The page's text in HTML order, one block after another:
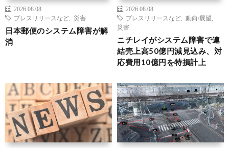
2026.08.08
プレスリリースなど
災害
日本郵便のシステム障害が解
消
2026.08.08
プレスリリースなど
動向/展望
災害
ニチレイがシステム障害で連
結売上高50億円減見込み、対
応費用10億円を特損計上